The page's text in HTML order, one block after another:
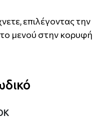
επιλέγοντας την
μενού στην κορυφή